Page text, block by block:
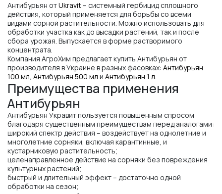
Антибурьян отUkravit– системный гербицид сплошного
действия, который применяется для борьбы со всеми
видами сорной растительности. Можно использовать для
обработки участка как до высадки растений, так и после
сбора урожая. Выпускается в форме растворимого
концентрата.
Компания АгроХим предлагает купить Антибурьян от
производителя в Украине в разных фасовках: Антибурьян
100 мл, Антибурьян 500 мл и Антибурьян 1 л.
Преимущества применения
Антибурьян
Антибурьян Укравит пользуется повышенным спросом
благодаря существенным преимуществам перед аналогами:
широкий спектр действия – воздействует на однолетние и
многолетние сорняки, включая карантинные, и
кустарниковую растительность;
целенаправленное действие на сорняки без повреждения
культурных растений;
быстрый и длительный эффект – достаточно одной
обработки на сезон;